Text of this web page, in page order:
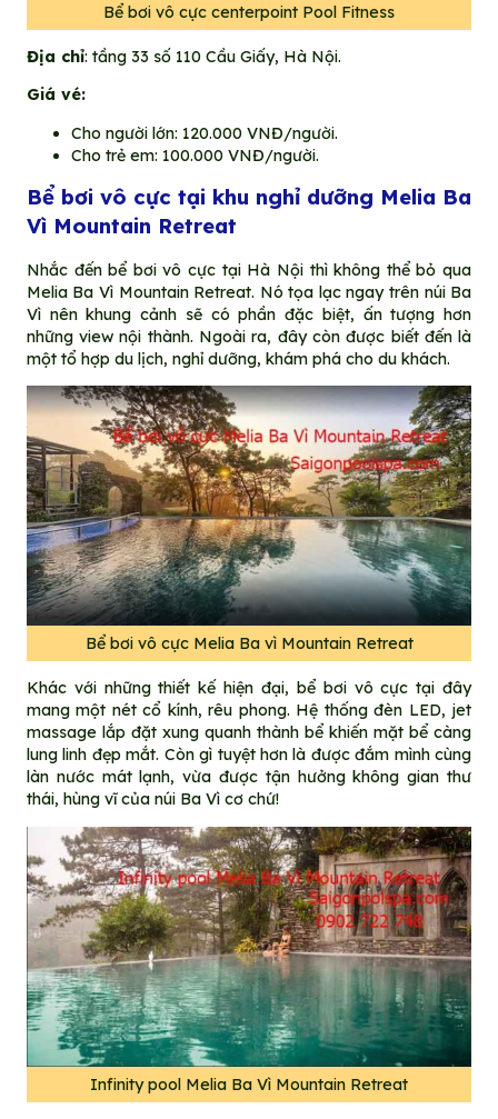
Bể bơi vô cực centerpoint Pool Fitness
Địa chỉ: tầng 33 số 110 Cầu Giấy, Hà Nội.
Giá vé:
Cho người lớn: 120.000 VNĐ/người.
Cho trẻ em: 100.000 VNĐ/người.
Bể bơi vô cực tại khu nghỉ dưỡng Melia Ba
Vì Mountain Retreat
Nhắc đến bể bơi vô cực tại Hà Nội thì không thể bỏ qua
Melia Ba Vì Mountain Retreat. Nó tọa lạc ngay trên núi Ba
Vì nên khung cảnh sẽ có phần đặc biệt, ấn tượng hơn
những view nội thành. Ngoài ra, đây còn được biết đến là
một tổ hợp du lịch, nghỉ dưỡng, khám phá cho du khách.
Bể bơi vô cực Melia Ba vì Mountain Retreat
Khác với những thiết kế hiện đại, bể bơi vô cực tại đây
mang một nét cổ kính, rêu phong. Hệ thống đèn LED, jet
massage lắp đặt xung quanh thành bể khiến mặt bể càng
lung linh đẹp mắt. Còn gì tuyệt hơn là được đắm mình cùng
làn nước mát lạnh, vừa được tận hưởng không gian thư
thái, hùng vĩ của núi Ba Vì cơ chứ!
Infinity pool Melia Ba Vì Mountain Retreat